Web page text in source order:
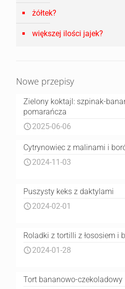
żółtek?
większej ilości jajek?
Nowe przepisy
Zielony koktajl: szpinak-
pomarańcza
2025-06-06
Cytrynowiec z malinami i
2024-11-03
Puszysty keks z daktylami
2024-02-01
Roladki z tortilli z łososiem i
2024-01-28
Tort bananowo-czekoladowy